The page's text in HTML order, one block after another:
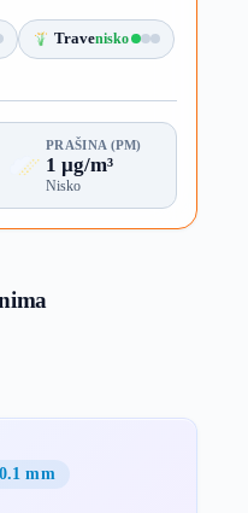
Travenisko
PRAŠINA (PM)
1 µg/m³
Nisko
mm